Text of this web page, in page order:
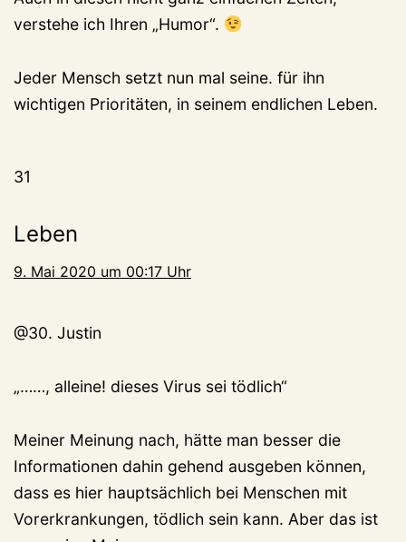
verstehe ich Ihren „Humor“.
Jeder Mensch setzt nun mal seine. für ihn
wichtigen Prioritäten, in seinem endlichen Leben.
31
Leben
9. Mai 2020 um 00:17 Uhr
@30. Justin
„……, alleine! dieses Virus sei tödlich“
Meiner Meinung nach, hätte man besser die
Informationen dahin gehend ausgeben können,
dass es hier hauptsächlich bei Menschen mit
Vorerkrankungen, tödlich sein kann. Aber das ist